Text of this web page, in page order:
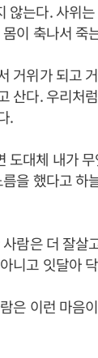
않는다. 사위
이 축나서 죽
거위가 되고
산다. 우리처
.
도대체 내가
을 했다고 하
람은 더 잘살
니고 잇달아
은 이런 마음